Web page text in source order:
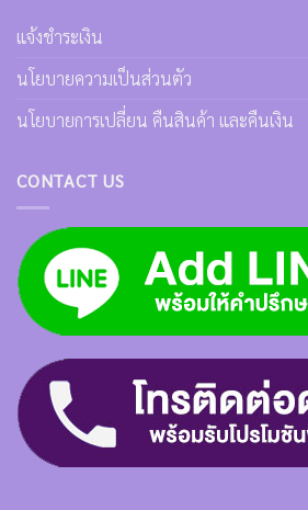
แจ้งชำระเงิน
นโยบายความเป็นส่วนตัว
นโยบายการเปลี่ยน คืนสินค้า และคืนเงิน
CONTACT US